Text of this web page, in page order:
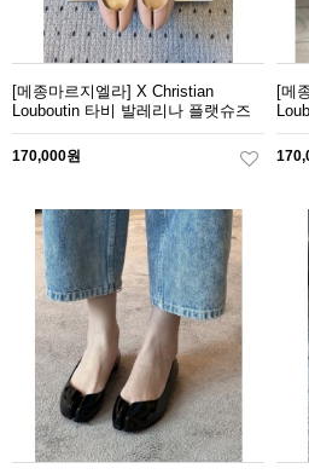
[메종마르지엘라] X Christian
Louboutin 타비 발레리나 플랫슈즈
170,000원
[메